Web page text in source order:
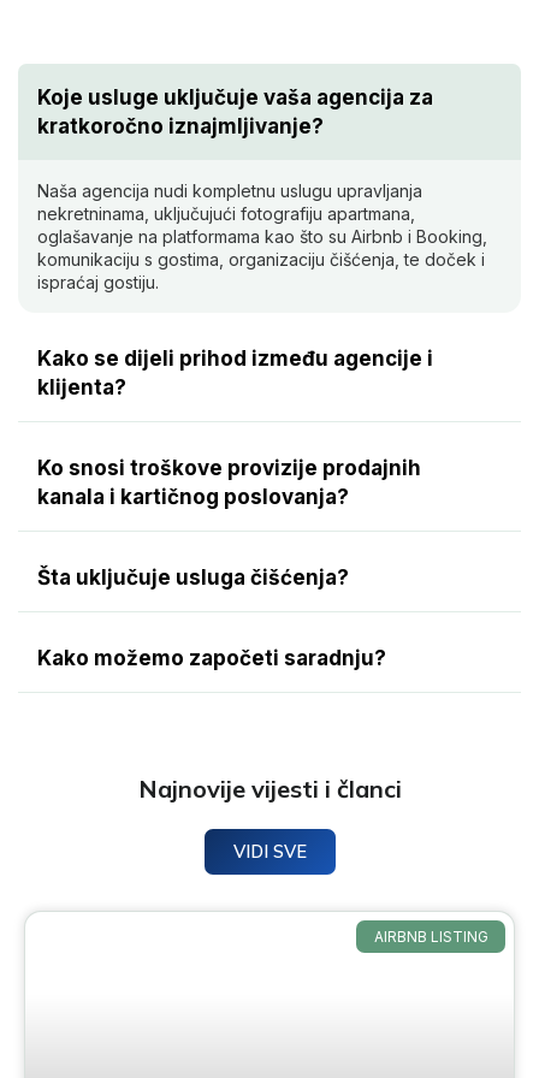
Koje usluge uključuje vaša agencija za
kratkoročno iznajmljivanje?
Naša agencija nudi kompletnu uslugu upravljanja
nekretninama, uključujući fotografiju apartmana,
oglašavanje na platformama kao što su Airbnb i Booking,
komunikaciju s gostima, organizaciju čišćenja, te doček i
ispraćaj gostiju.
Kako se dijeli prihod između agencije i
klijenta?
Ko snosi troškove provizije prodajnih
kanala i kartičnog poslovanja?
Šta uključuje usluga čišćenja?
Kako možemo započeti saradnju?
Najnovije vijesti i članci
VIDI SVE
AIRBNB LISTING